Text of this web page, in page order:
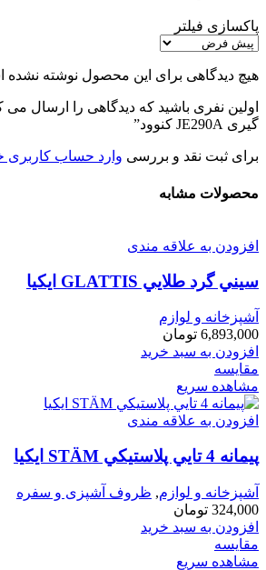
پاکسازی فیلتر
هیچ دیدگاهی برای این محصول نوشته
اولین نفری باشید که دیدگاهی را ارسال می
گیری JE290A کنوود”
برای ثبت نقد و بررسی وارد حساب کاربری
محصولات مشابه
افزودن به علاقه مندی
سيني گرد طلايي GLATTIS ايكيا
آشپزخانه و لوازم
6,893,000 تومان
افزودن به سبد خرید
مقایسه
مشاهده سریع
افزودن به علاقه مندی
پيمانه 4 تايي پلاستيكي STÄM ايكيا
آشپزخانه و لوازم, ظروف آشپزی و سفره
324,000 تومان
افزودن به سبد خرید
مقایسه
مشاهده سریع